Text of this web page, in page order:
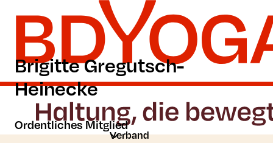
Zum Hauptinhalt der Seite springen
Zur Startseite navigieren
Verband
Brigitte Gregutsch-
Heinecke
Ordentliches Mitglied